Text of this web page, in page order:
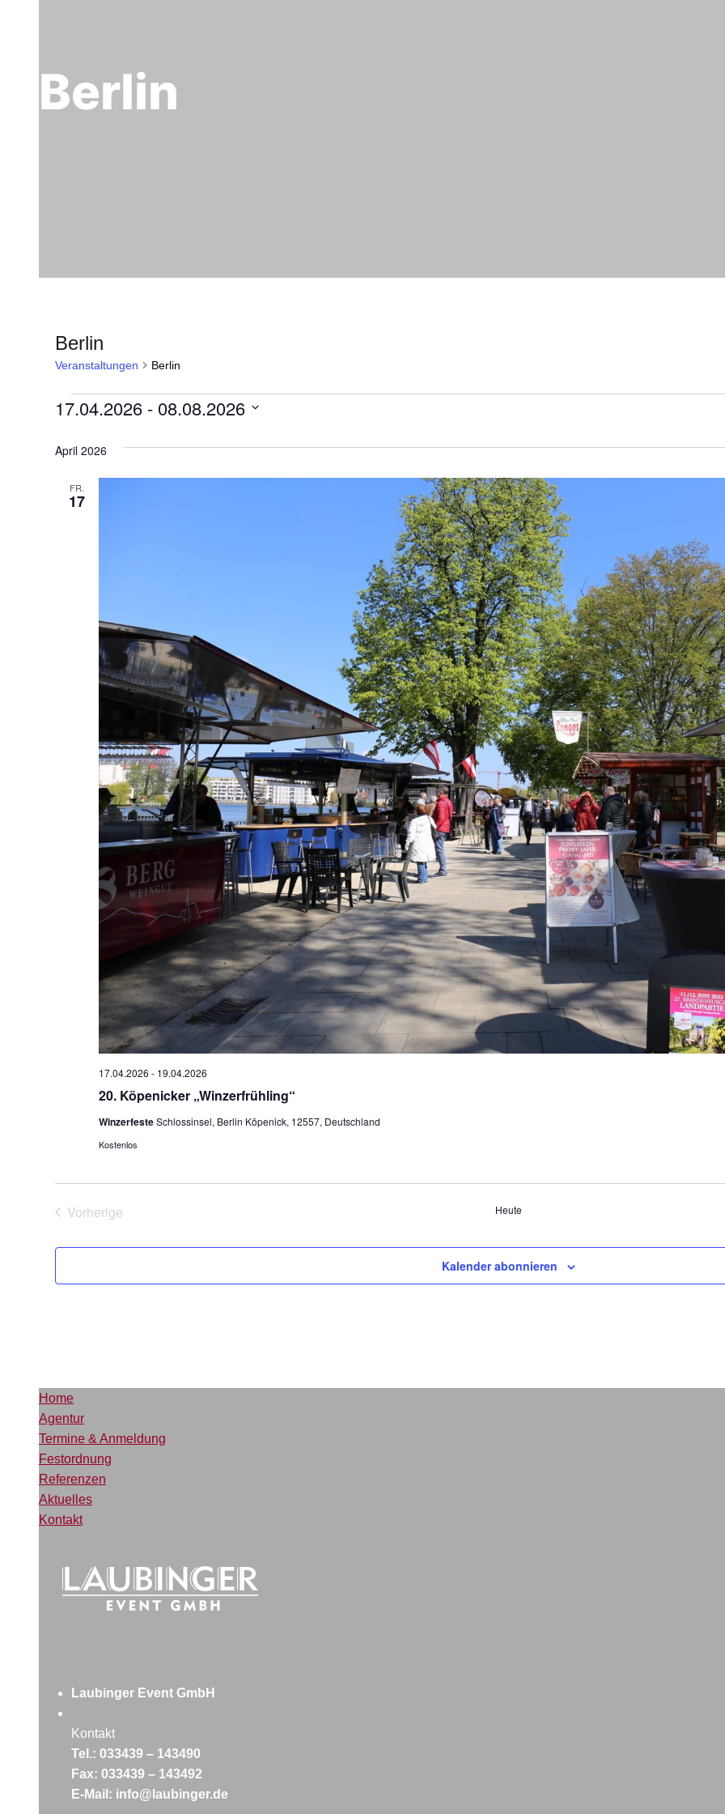
Berlin
Berlin
Veranstaltungen Berlin
Veranstaltungen
17.04.2026 - 08.08.2026
wählen.
April 2026
FR.
17
20. Köpenicker „Winzerfrühling“
17.04.2026 - 19.04.2026
WinzerfesteSchlossinsel, Berlin Köpenick, 12557, Deutschland
Kostenlos
Vorherige
Heute
Kalender abonnieren
Home
Agentur
Termine & Anmeldung
Festordnung
Referenzen
Aktuelles
Kontakt
Laubinger Event GmbH
Kontakt
Tel.: 033439 – 143490
Fax: 033439 – 143492
E-Mail: info@laubinger.de